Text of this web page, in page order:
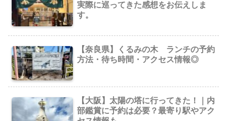
実際に巡ってきた感想をお伝えしま
す。
【奈良県】くるみの木 ランチの予約
方法・待ち時間・アクセス情報◎
【大阪】太陽の塔に行ってきた！｜内
部鑑賞に予約は必要？最寄り駅やアク